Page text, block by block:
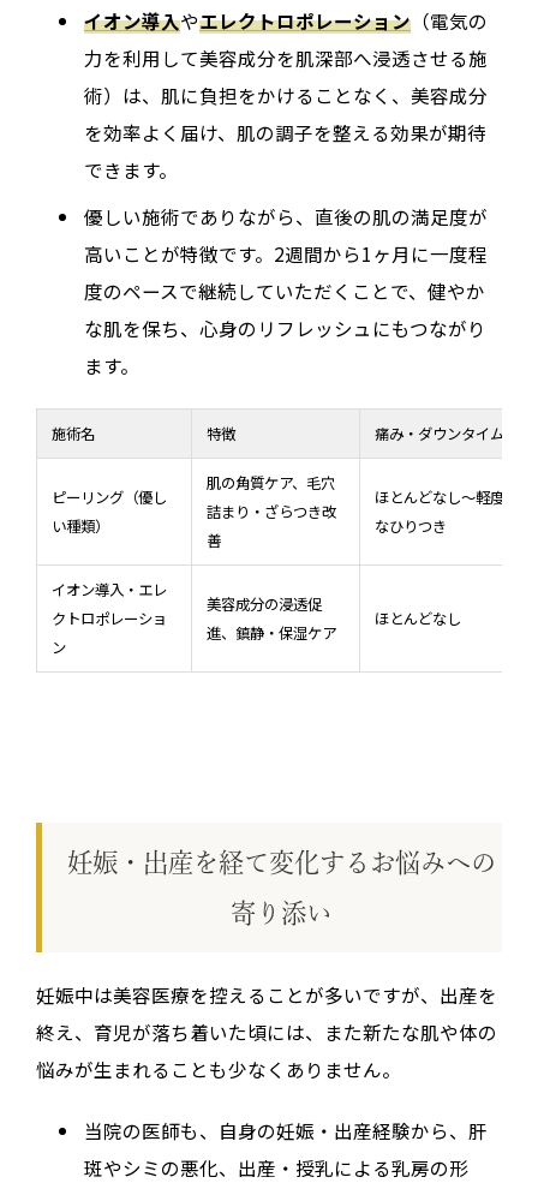
イオン導入やエレクトロポレーション （電気の
力を利用して美容成分を肌深部へ浸透させる施
術）は、肌に負担をかけることなく、美容成分
を効率よく届け、肌の調子を整える効果が期待
できます。
優しい施術でありながら、直後の肌の満足度が
高いことが特徴です。2週間から1ヶ月に一度程
度のペースで継続していただくことで、健やか
な肌を保ち、心身のリフレッシュにもつながり
ます。
施術名 特徴 痛み・ダウンタイム
ピーリング（優し
い種類）
肌の角質ケア、毛穴
詰まり・ざらつき改
善
ほとんどなし～軽度
なひりつき
イオン導入・エレ
クトロポレーショ
ン
美容成分の浸透促
進、鎮静・保湿ケア
ほとんどなし
妊娠・出産を経て変化するお悩みへの
寄り添い
妊娠中は美容医療を控えることが多いですが、出産を
終え、育児が落ち着いた頃には、また新たな肌や体の
悩みが生まれることも少なくありません。
当院の医師も、自身の妊娠・出産経験から、肝
斑やシミの悪化、出産・授乳による乳房の形